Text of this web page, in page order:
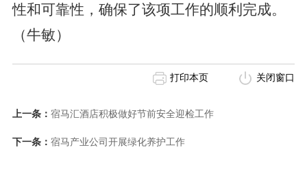
性和可靠性，确保了该项工作的顺利完成。
（牛敏）
打印本页 关闭窗口
上一条： 宿马汇酒店积极做好节前安全迎检工作
下一条： 宿马产业公司开展绿化养护工作